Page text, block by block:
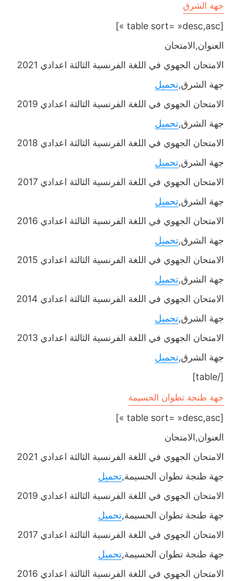
جهة الشرق
[table sort= »desc,asc »]
العنوان,الامتحان
الامتحان الجهوي في اللغة الفرنسية الثالثة اعدادي 2021
جهة الشرق,تحميل
الامتحان الجهوي في اللغة الفرنسية الثالثة اعدادي 2019
جهة الشرق,تحميل
الامتحان الجهوي في اللغة الفرنسية الثالثة اعدادي 2018
جهة الشرق,تحميل
الامتحان الجهوي في اللغة الفرنسية الثالثة اعدادي 2017
جهة الشرق,تحميل
الامتحان الجهوي في اللغة الفرنسية الثالثة اعدادي 2016
جهة الشرق,تحميل
الامتحان الجهوي في اللغة الفرنسية الثالثة اعدادي 2015
جهة الشرق,تحميل
الامتحان الجهوي في اللغة الفرنسية الثالثة اعدادي 2014
جهة الشرق,تحميل
الامتحان الجهوي في اللغة الفرنسية الثالثة اعدادي 2013
جهة الشرق,تحميل
[/table]
جهة طنجة تطوان الحسيمة
[table sort= »desc,asc »]
العنوان,الامتحان
الامتحان الجهوي في اللغة الفرنسية الثالثة اعدادي 2021
جهة طنجة تطوان الحسيمة,تحميل
الامتحان الجهوي في اللغة الفرنسية الثالثة اعدادي 2019
جهة طنجة تطوان الحسيمة,تحميل
الامتحان الجهوي في اللغة الفرنسية الثالثة اعدادي 2017
جهة طنجة تطوان الحسيمة,تحميل
الامتحان الجهوي في اللغة الفرنسية الثالثة اعدادي 2016